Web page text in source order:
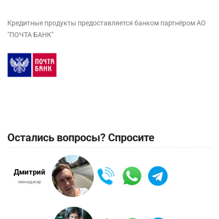
Кредитные продукты предоставляется банком партнёром АО
"ПОЧТА БАНК"
Остались вопросы? Спросите
Дмитрий
менеджер